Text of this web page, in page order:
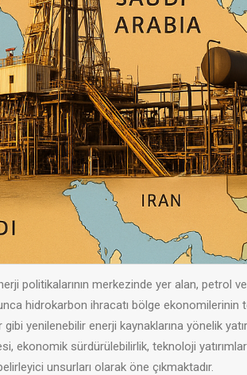
politikalarının merkezinde yer alan, petrol
hidrokarbon ihracatı bölge
yenilenebilir enerji kaynaklarına yönelik
ekonomik sürdürülebilirlik, teknoloji
unsurları olarak öne çıkmaktadır.